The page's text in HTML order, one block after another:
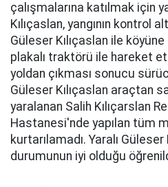
çalışmalarına katılmak için
Kılıçaslan, yangının kontrol
Güleser Kılıçaslan ile
plakalı traktörü ile hareket
yoldan çıkması sonucu
Güleser Kılıçaslan araçtan
yaralanan Salih Kılıçarslan
Hastanesi'nde yapılan tüm
kurtarılamadı. Yaralı Güleser
durumunun iyi olduğu